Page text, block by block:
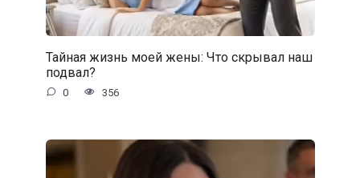
Тайная жизнь моей жены: Что скрывал наш
подвал?
0 356